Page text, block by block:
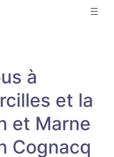
à
et la
et Marne
Cognacq